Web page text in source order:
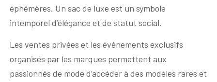
éphémères. Un sac de luxe est un symbole
intemporel d’élégance et de statut social.
Les ventes privées et les événements exclusifs
organisés par les marques permettent aux
passionnés de mode d’accéder à des modèles rares et